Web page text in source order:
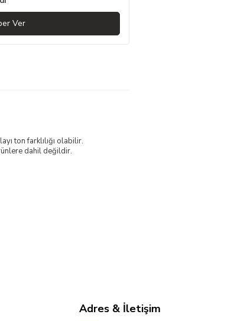
Ver
ton farklılığı olabilir.
dahil değildir.
Adres & İletişim